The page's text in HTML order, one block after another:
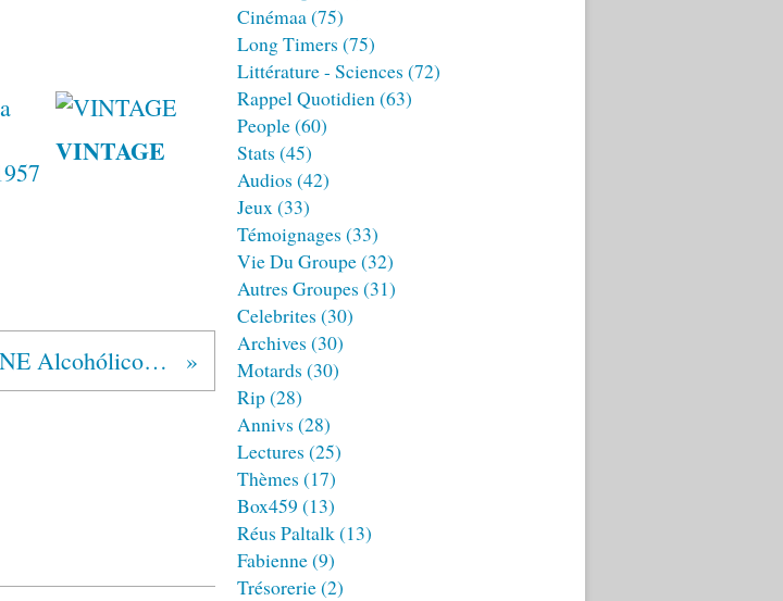
VINTAGE
ARGENTINE Alcohólicos Anónimos®
Cinémaa(75)
Long Timers (75)
Littérature - Sciences (72)
Rappel Quotidien(63)
People(60)
Stats (45)
Audios (42)
Jeux(33)
Témoignages (33)
Vie Du Groupe(32)
Autres Groupes (31)
Celebrites (30)
Archives (30)
Motards (30)
Rip(28)
Annivs (28)
Lectures (25)
Thèmes (17)
Box459 (13)
Réus Paltalk(13)
Fabienne(9)
Trésorerie(2)